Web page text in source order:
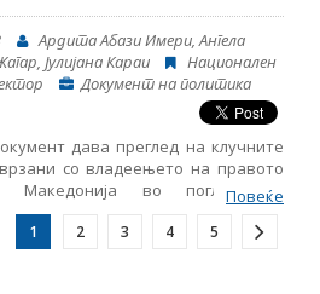
Ардита Абази Имери, Ангела
Јулијана Караи
Национален
Документ на политика
дава преглед на клучните
со владеењето на правото
Македонија во поглед на
во ЕУ за периодот од април до
Тој вклучува следење на
на пристапувањето во ЕУ,
Повеќе
1 2 3 4 5